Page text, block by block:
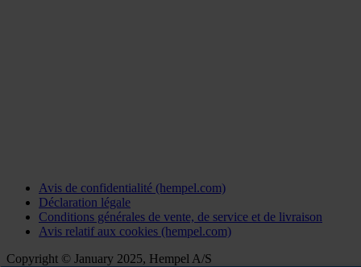
Avis de confidentialité (hempel.com)
Déclaration légale
Conditions générales de vente, de service et de livraison
Avis relatif aux cookies (hempel.com)
Copyright © January 2025, Hempel A/S